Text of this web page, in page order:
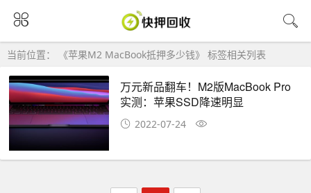
当前位置： 《苹果M2 MacBook抵押多少钱》 标签相关列表
万元新品翻车！M2版MacBook Pro
实测：苹果SSD降速明显
2022-07-24